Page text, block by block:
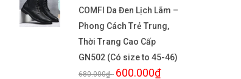
COMFI Da Đen Lịch Lãm –
Phong Cách Trẻ Trung,
Thời Trang Cao Cấp
GN502 (Có size to 45-46)
680.000₫- 600.000₫